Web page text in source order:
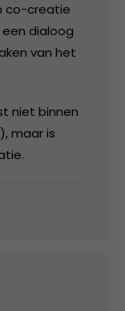
co-creatie
dialoog
van het
niet binnen
maar is